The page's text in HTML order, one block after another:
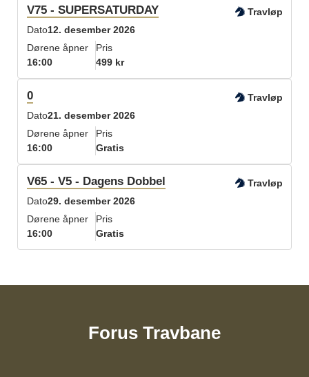
V75 - SUPERSATURDAY
Travløp
Dato12. desember 2026
Dørene åpner
16:00
Pris
499 kr
0
Travløp
Dato21. desember 2026
Dørene åpner
16:00
Pris
Gratis
V65 - V5 - Dagens Dobbel
Travløp
Dato29. desember 2026
Dørene åpner
16:00
Pris
Gratis
Forus Travbane